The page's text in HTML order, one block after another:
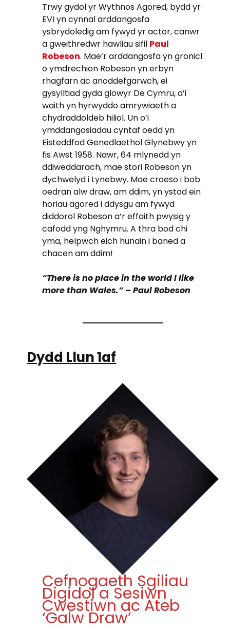
Trwy gydol yr Wythnos Agored, bydd yr
EVI yn cynnal arddangosfa
ysbrydoledig am fywyd yr actor, canwr
a gweithredwr hawliau sifil Paul
Robeson. Mae’r arddangosfa yn gronicl
o ymdrechion Robeson yn erbyn
rhagfarn ac anoddefgarwch, ei
gysylltiad gyda glowyr De Cymru, a’i
waith yn hyrwyddo amrywiaeth a
chydraddoldeb hiliol. Un o’i
ymddangosiadau cyntaf oedd yn
Eisteddfod Genedlaethol Glynebwy yn
fis Awst 1958. Nawr, 64 mlynedd yn
ddiweddarach, mae stori Robeson yn
dychwelyd i Lynebwy. Mae croeso i bob
oedran alw draw, am ddim, yn ystod ein
horiau agored i ddysgu am fywyd
diddorol Robeson a’r effaith pwysig y
cafodd yng Nghymru. A thra bod chi
yma, helpwch eich hunain i baned a
chacen am ddim!
“There is no place in the world I like
more than Wales.” – Paul Robeson
Dydd Llun 1af
Cefnogaeth Sgiliau
Digidol a Sesiwn
Cwestiwn ac Ateb
‘Galw Draw’